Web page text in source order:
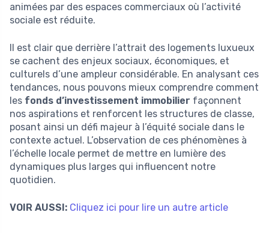
animées par des espaces commerciaux où l’activité
sociale est réduite.
Il est clair que derrière l’attrait des logements luxueux
se cachent des enjeux sociaux, économiques, et
culturels d’une ampleur considérable. En analysant ces
tendances, nous pouvons mieux comprendre comment
les fonds d’investissement immobilier façonnent
nos aspirations et renforcent les structures de classe,
posant ainsi un défi majeur à l’équité sociale dans le
contexte actuel. L’observation de ces phénomènes à
l’échelle locale permet de mettre en lumière des
dynamiques plus larges qui influencent notre
quotidien.
VOIR AUSSI: Cliquez ici pour lire un autre article